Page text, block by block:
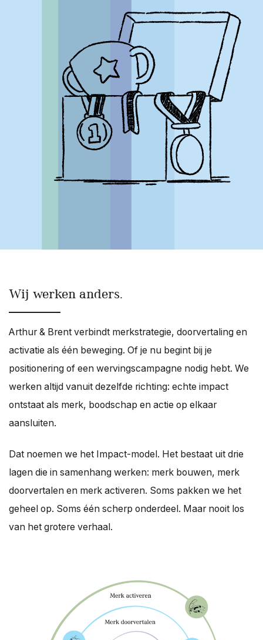
Wij werken anders.
Arthur & Brent verbindt merkstrategie, doorvertaling en
activatie als één beweging. Of je nu begint bij je
positionering of een wervingscampagne nodig hebt. We
werken altijd vanuit dezelfde richting: echte impact
ontstaat als merk, boodschap en actie op elkaar
aansluiten.
Dat noemen we het Impact-model. Het bestaat uit drie
lagen die in samenhang werken: merk bouwen, merk
doorvertalen en merk activeren. Soms pakken we het
geheel op. Soms één scherp onderdeel. Maar nooit los
van het grotere verhaal.